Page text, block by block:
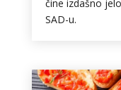
čine izdašno
SAD-u.